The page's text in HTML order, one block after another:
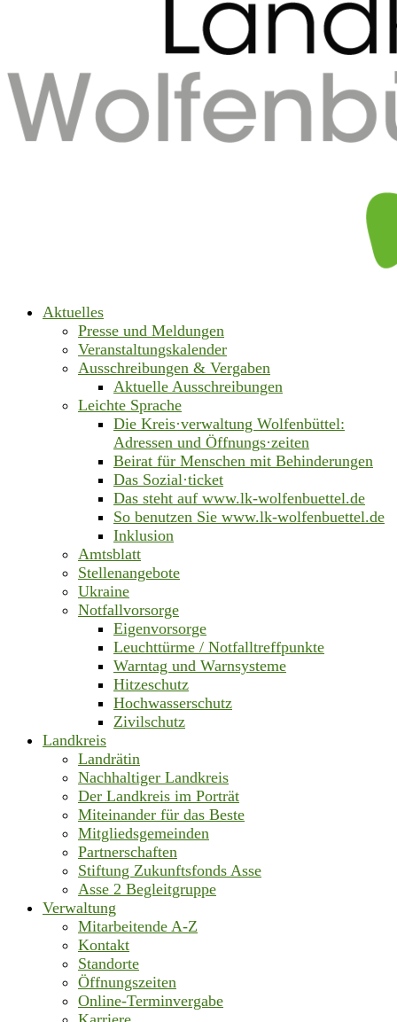
Aktuelles
Presse und Meldungen
Veranstaltungskalender
Ausschreibungen & Vergaben
Aktuelle Ausschreibungen
Leichte Sprache
Die Kreis·verwaltung Wolfenbüttel:
Adressen und Öffnungs·zeiten
Beirat für Menschen mit Behinderungen
Das Sozial·ticket
Das steht auf www.lk-wolfenbuettel.de
So benutzen Sie www.lk-wolfenbuettel.de
Inklusion
Amtsblatt
Stellenangebote
Ukraine
Notfallvorsorge
Eigenvorsorge
Leuchttürme / Notfalltreffpunkte
Warntag und Warnsysteme
Hitzeschutz
Hochwasserschutz
Zivilschutz
Landkreis
Landrätin
Nachhaltiger Landkreis
Der Landkreis im Porträt
Miteinander für das Beste
Mitgliedsgemeinden
Partnerschaften
Stiftung Zukunftsfonds Asse
Asse 2 Begleitgruppe
Verwaltung
Mitarbeitende A-Z
Kontakt
Standorte
Öffnungszeiten
Online-Terminvergabe